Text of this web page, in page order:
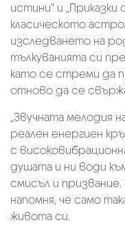
истини“ и
класическото
изследването на
тълкуванията си
като се стреми да
отново да се
„Звучната мелодия
реален енергиен
с
душата и ни води
смисъл и призвание.
напомня, че само
живота си.